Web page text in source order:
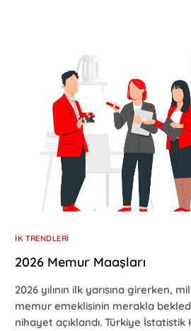
İK TRENDLERI
2026 Memur Maaşları
2026 yılının ilk yarısına girerken,
memur emeklisinin merakla
nihayet açıklandı. Türkiye İstatistik